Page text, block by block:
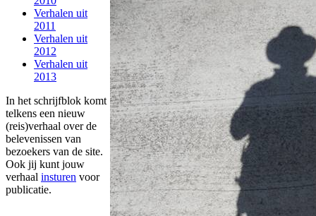
Verhalen uit
2011
Verhalen uit
2012
Verhalen uit
2013
In het schrijfblok komt
telkens een nieuw
(reis)verhaal over de
belevenissen van
bezoekers van de site.
Ook jij kunt jouw
verhaal insturen voor
publicatie.